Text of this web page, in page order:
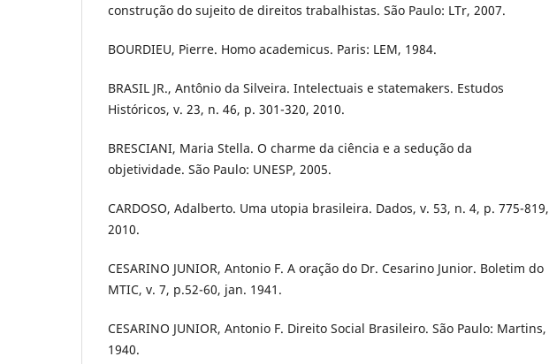
construção do sujeito de direitos trabalhistas. São Paulo: LTr, 2007.
BOURDIEU, Pierre. Homo academicus. Paris: LEM, 1984.
BRASIL JR., Antônio da Silveira. Intelectuais e statemakers. Estudos
Históricos, v. 23, n. 46, p. 301-320, 2010.
BRESCIANI, Maria Stella. O charme da ciência e a sedução da
objetividade. São Paulo: UNESP, 2005.
CARDOSO, Adalberto. Uma utopia brasileira. Dados, v. 53, n. 4, p. 775-819,
2010.
CESARINO JUNIOR, Antonio F. A oração do Dr. Cesarino Junior. Boletim do
MTIC, v. 7, p.52-60, jan. 1941.
CESARINO JUNIOR, Antonio F. Direito Social Brasileiro. São Paulo: Martins,
1940.